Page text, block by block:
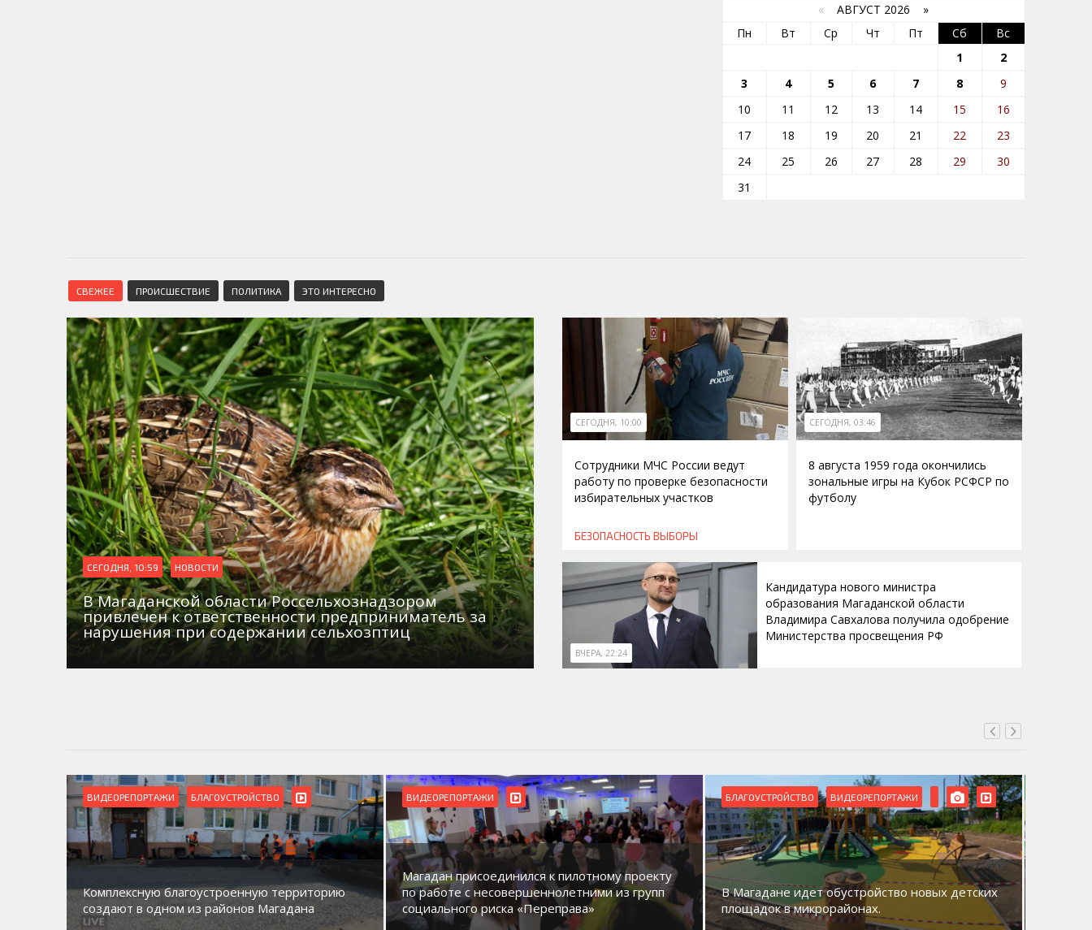
« АВГУСТ 2026 »
Пн
Вт Ср Чт Пт Сб
Вс
1
2
3
4 5 6 7 8
9
10
11 12 13 14 15
16
17
18 19 20 21 22
23
24
25 26 27 28 29
30
31
СВЕЖЕЕ ПРОИСШЕСТВИЕ ПОЛИТИКА ЭТО ИНТЕРЕСНО
СЕГОДНЯ, 10:59 НОВОСТИ
В Магаданской области Россельхознадзором
привлечен к ответственности предприниматель за
нарушения при содержании сельхозптиц
СЕГОДНЯ, 10:00
Сотрудники МЧС России ведут
работу по проверке безопасности
избирательных участков
БЕЗОПАСНОСТЬ ВЫБОРЫ
СЕГОДНЯ, 03:46
8 августа 1959 года окончились
зональные игры на Кубок РСФСР по
футболу
ВЧЕРА, 22:24
Кандидатура нового министра
образования Магаданской области
Владимира Савхалова получила одобрение
Министерства просвещения РФ
ВИДЕОРЕПОРТАЖИ БЛАГОУСТРОЙСТВО
Комплексную благоустроенную территорию
создают в одном из районов Магадана
ВИДЕОРЕПОРТАЖИ
Магадан присоединился к пилотному проекту
по работе с несовершеннолетними из групп
социального риска «Переправа»
БЛАГОУСТРОЙСТВО ВИДЕОРЕПОРТАЖИ
В Магадане идет обустройство новых детских
площадок в микрорайонах.